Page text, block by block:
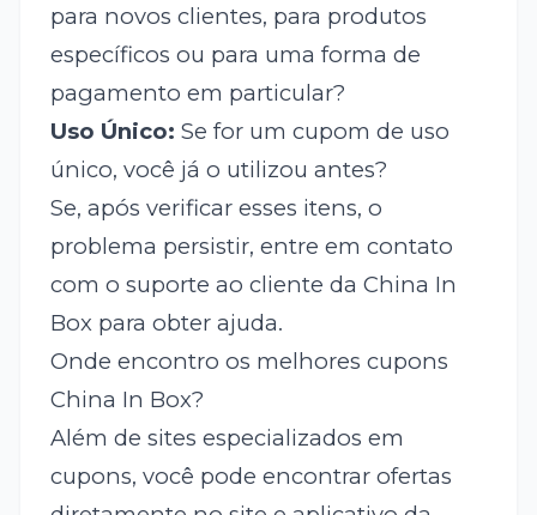
para novos clientes, para produtos
específicos ou para uma forma de
pagamento em particular?
Uso Único: Se for um cupom de uso
único, você já o utilizou antes?
Se, após verificar esses itens, o
problema persistir, entre em contato
com o suporte ao cliente da China In
Box para obter ajuda.
Onde encontro os melhores cupons
China In Box?
Além de sites especializados em
cupons, você pode encontrar ofertas